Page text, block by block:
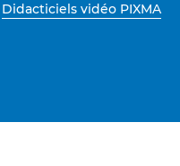
Didacticiels vidéo PIXMA